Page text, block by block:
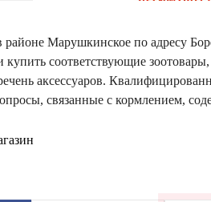
районе Марушкинское по адресу
соответствующие
аксессуаров.
связанные с кормлением,